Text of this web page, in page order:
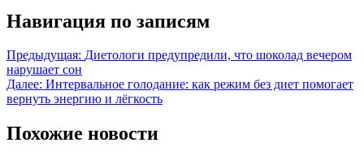
Навигация по записям
Предыдущая: Диетологи предупредили, что шоколад вечером
нарушает сон
Далее: Интервальное голодание: как режим без диет помогает
вернуть энергию и лёгкость
Похожие новости